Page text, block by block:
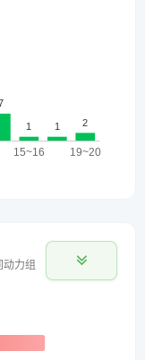
力组